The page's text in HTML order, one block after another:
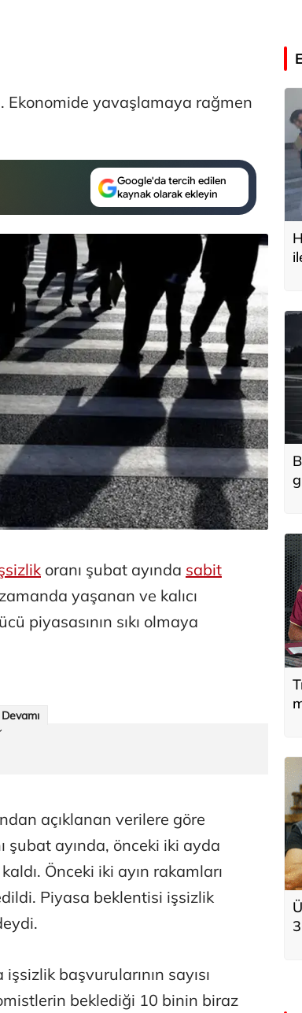
Ekonomide yavaşlamaya rağmen
Google'da tercih edilen
kaynak olarak ekleyin
oranı şubat ayında sabit
yaşanan ve kalıcı
piyasasının sıkı olmaya
açıklanan verilere göre
şubat ayında, önceki iki ayda
Önceki iki ayın rakamları
Piyasa beklentisi işsizlik
başvurularının sayısı
beklediği 10 binin biraz